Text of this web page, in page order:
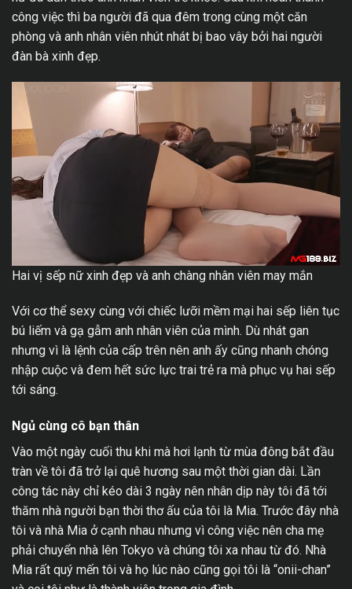
công việc thì ba người đã qua đêm trong cùng một căn
phòng và anh nhân viên nhút nhát bị bao vây bởi hai người
đàn bà xinh đẹp.
Hai vị sếp nữ xinh đẹp và anh chàng nhân viên may mắn
Với cơ thể sexy cùng với chiếc lưỡi mềm mại hai sếp liên tục
bú liếm và gạ gẫm anh nhân viên của mình. Dù nhát gan
nhưng vì là lệnh của cấp trên nên anh ấy cũng nhanh chóng
nhập cuộc và đem hết sức lực trai trẻ ra mà phục vụ hai sếp
tới sáng.
Ngủ cùng cô bạn thân
Vào một ngày cuối thu khi mà hơi lạnh từ mùa đông bắt đầu
tràn về tôi đã trở lại quê hương sau một thời gian dài. Lần
công tác này chỉ kéo dài 3 ngày nên nhân dịp này tôi đã tới
thăm nhà người bạn thời thơ ấu của tôi là Mia. Trước đây nhà
tôi và nhà Mia ở cạnh nhau nhưng vì công việc nên cha mẹ
phải chuyển nhà lên Tokyo và chúng tôi xa nhau từ đó. Nhà
Mia rất quý mến tôi và họ lúc nào cũng gọi tôi là “onii-chan”